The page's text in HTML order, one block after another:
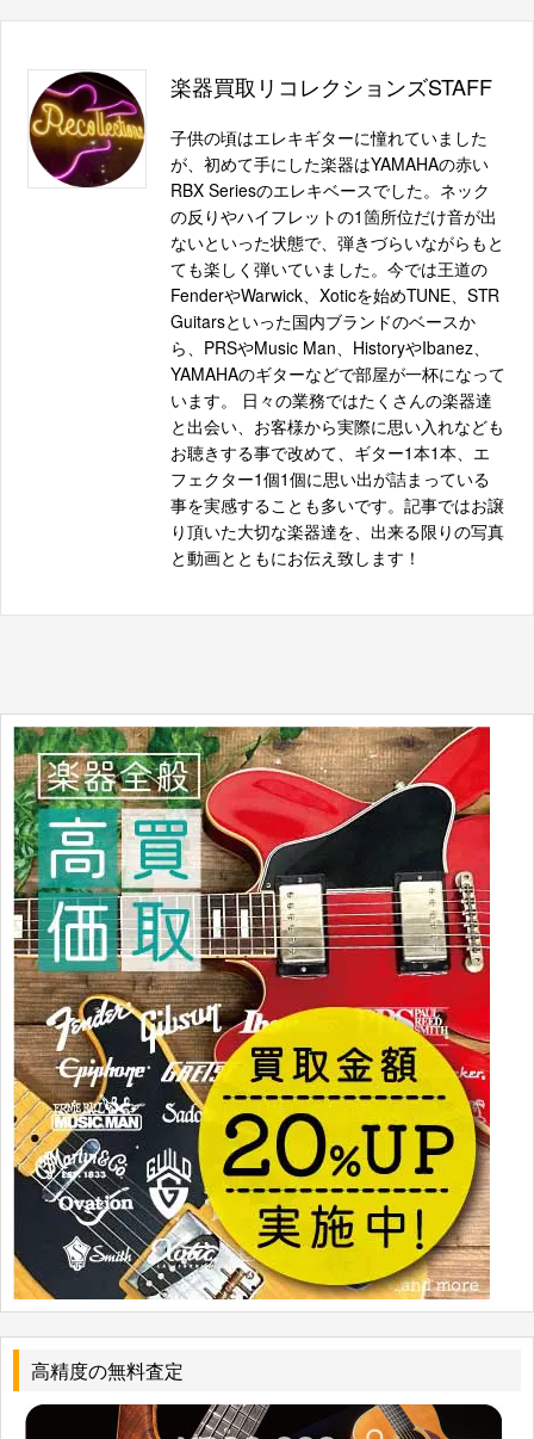
楽器買取リコレクションズSTAFF
子供の頃はエレキギターに憧れていました
が、初めて手にした楽器はYAMAHAの赤い
RBX Seriesのエレキベースでした。ネック
の反りやハイフレットの1箇所位だけ音が出
ないといった状態で、弾きづらいながらもと
ても楽しく弾いていました。今では王道の
FenderやWarwick、Xoticを始めTUNE、STR
Guitarsといった国内ブランドのベースか
ら、PRSやMusic Man、HistoryやIbanez、
YAMAHAのギターなどで部屋が一杯になって
います。 日々の業務ではたくさんの楽器達
と出会い、お客様から実際に思い入れなども
お聴きする事で改めて、ギター1本1本、エ
フェクター1個1個に思い出が詰まっている
事を実感することも多いです。記事ではお譲
り頂いた大切な楽器達を、出来る限りの写真
と動画とともにお伝え致します！
高精度の無料査定